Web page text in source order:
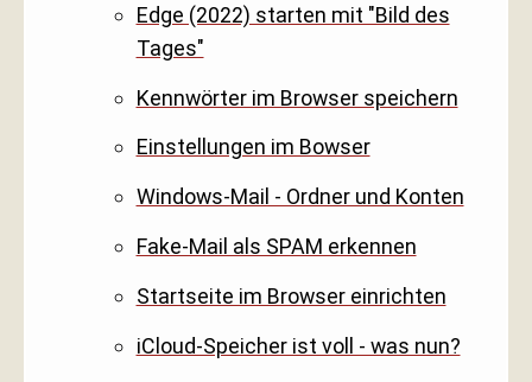
Edge (2022) starten mit "Bild des
Tages"
Kennwörter im Browser speichern
Einstellungen im Bowser
Windows-Mail - Ordner und Konten
Fake-Mail als SPAM erkennen
Startseite im Browser einrichten
iCloud-Speicher ist voll - was nun?